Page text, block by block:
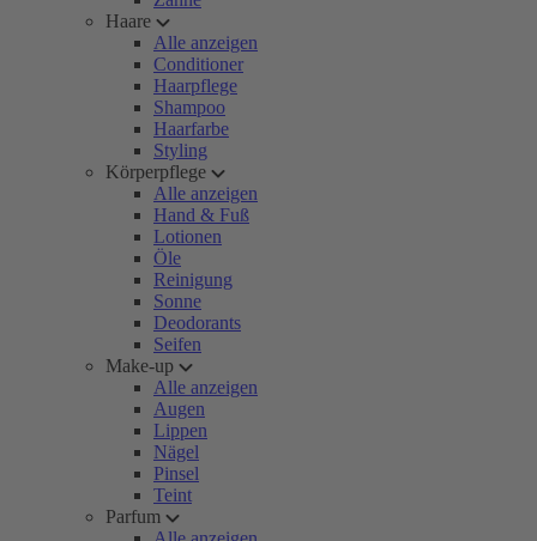
Haare
Alle anzeigen
Conditioner
Haarpflege
Shampoo
Haarfarbe
Styling
Körperpflege
Alle anzeigen
Hand & Fuß
Lotionen
Öle
Reinigung
Sonne
Deodorants
Seifen
Make-up
Alle anzeigen
Augen
Lippen
Nägel
Pinsel
Teint
Parfum